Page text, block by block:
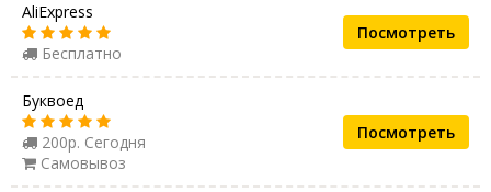
AliExpress
Бесплатно
Посмотреть
Буквоед
200р. Сегодня
Самовывоз
Посмотреть